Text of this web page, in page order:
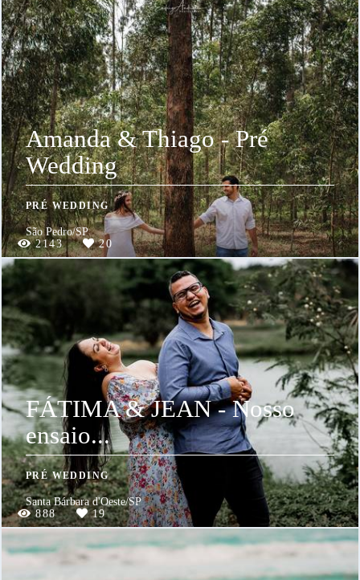
Amanda & Thiago - Pré
Wedding
PRÉ WEDDING
São Pedro/SP
2143
20
FÁTIMA & JEAN - Nosso
ensaio...
PRÉ WEDDING
Santa Bárbara d'Oeste/SP
888
19